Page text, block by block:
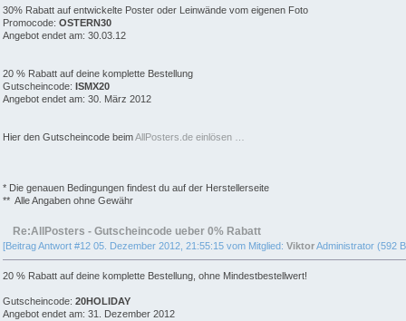
30% Rabatt auf entwickelte Poster oder Leinwände vom eigenen Foto
Promocode: OSTERN30
Angebot endet am: 30.03.12
20 % Rabatt auf deine komplette Bestellung
Gutscheincode: ISMX20
Angebot endet am: 30. März 2012
Hier den Gutscheincode beimAllPosters.de einlösen …
* Die genauen Bedingungen findest du auf der Herstellerseite
** Alle Angaben ohne Gewähr
Re:AllPosters - Gutscheincode ueber 0% Rabatt
[Beitrag Antwort #12 05. Dezember 2012, 21:55:15 vom Mitglied: ViktorAdministrator (592
20 % Rabatt auf deine komplette Bestellung, ohne Mindestbestellwert!
Gutscheincode: 20HOLIDAY
Angebot endet am: 31. Dezember 2012